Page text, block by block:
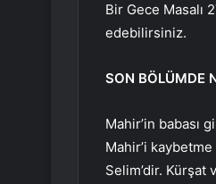
Bir Gece Masalı
edebilirsiniz.
SON BÖLÜMDE
Mahir’in babası
Mahir’i
Selim’dir. Kürşat